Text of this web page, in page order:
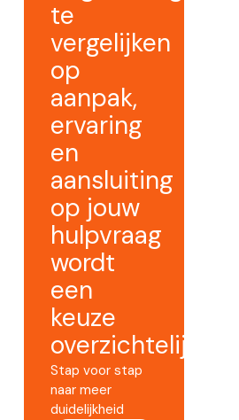
te
vergelijken
op
aanpak,
ervaring
en
aansluiting
op jouw
hulpvraag
wordt
een
keuze
overzichtelijker.
Stap voor stap
naar meer
duidelijkheid